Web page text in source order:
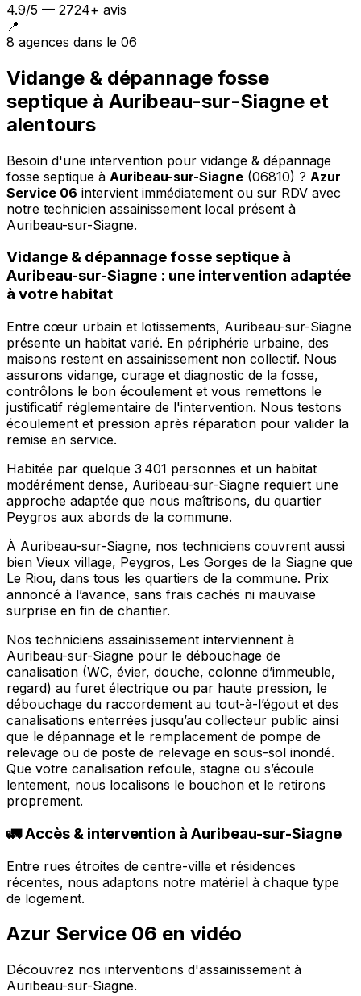
4.9/5 — 2724+ avis
📍
8 agences dans le 06
Vidange & dépannage fosse
septique à Auribeau-sur-Siagne et
alentours
Besoin d'une intervention pour vidange & dépannage
fosse septique à Auribeau-sur-Siagne (06810) ? Azur
Service 06 intervient immédiatement ou sur RDV avec
notre technicien assainissement local présent à
Auribeau-sur-Siagne.
Vidange & dépannage fosse septique à
Auribeau-sur-Siagne : une intervention adaptée
à votre habitat
Entre cœur urbain et lotissements, Auribeau-sur-Siagne
présente un habitat varié. En périphérie urbaine, des
maisons restent en assainissement non collectif. Nous
assurons vidange, curage et diagnostic de la fosse,
contrôlons le bon écoulement et vous remettons le
justificatif réglementaire de l'intervention. Nous testons
écoulement et pression après réparation pour valider la
remise en service.
Habitée par quelque 3 401 personnes et un habitat
modérément dense, Auribeau-sur-Siagne requiert une
approche adaptée que nous maîtrisons, du quartier
Peygros aux abords de la commune.
À Auribeau-sur-Siagne, nos techniciens couvrent aussi
bien Vieux village, Peygros, Les Gorges de la Siagne que
Le Riou, dans tous les quartiers de la commune. Prix
annoncé à l’avance, sans frais cachés ni mauvaise
surprise en fin de chantier.
Nos techniciens assainissement interviennent à
Auribeau-sur-Siagne pour le débouchage de
canalisation (WC, évier, douche, colonne d’immeuble,
regard) au furet électrique ou par haute pression, le
débouchage du raccordement au tout-à-l’égout et des
canalisations enterrées jusqu’au collecteur public ainsi
que le dépannage et le remplacement de pompe de
relevage ou de poste de relevage en sous-sol inondé.
Que votre canalisation refoule, stagne ou s’écoule
lentement, nous localisons le bouchon et le retirons
proprement.
🚛 Accès & intervention à Auribeau-sur-Siagne
Entre rues étroites de centre-ville et résidences
récentes, nous adaptons notre matériel à chaque type
de logement.
Azur Service 06 en vidéo
Découvrez nos interventions d'assainissement à
Auribeau-sur-Siagne.